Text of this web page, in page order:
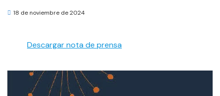
18 de noviembre de 2024
Descargar nota de prensa